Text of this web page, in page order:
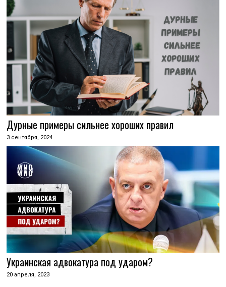
Дурные примеры сильнее хороших правил
3 сентября, 2024
Украинская адвокатура под ударом?
20 апреля, 2023